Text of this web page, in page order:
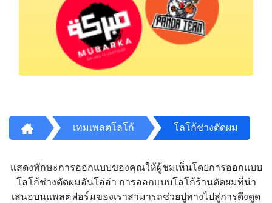
เทมเพลตโลโก้ โลโก้ช่างตัดผม
แสดงทักษะการออกแบบของคุณให้ผู้ชมเห็นโดยการออกแบบ
โลโก้ช่างตัดผมอันโอ่อ่า การออกแบบโลโก้ร้านตัดผมที่นำ
เสนอบนแพลตฟอร์มของเราสามารถช่วยปูทางไปสู่การดึงดูด